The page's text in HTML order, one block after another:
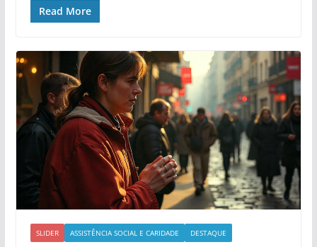
Read More
SLIDER ASSISTÊNCIA SOCIAL E CARIDADE DESTAQUE